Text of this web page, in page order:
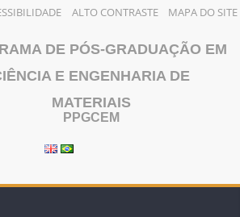
ALTO CONTRASTE MAPA DO SITE
DE PÓS-GRADUAÇÃO EM
E ENGENHARIA DE
MATERIAIS
PPGCEM